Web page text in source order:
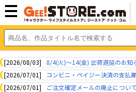
[2026/08/03]
8/4(火)～14(金) 出荷遅延のお知
[2026/07/01]
コンビニ・ペイジー決済の支払
[2026/07/01]
ご注文確定メールの廃止について